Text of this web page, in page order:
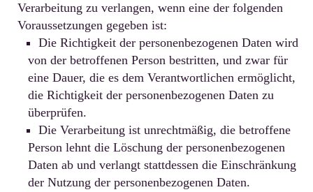
Verarbeitung zu verlangen, wenn eine der folgenden
Voraussetzungen gegeben ist:
Die Richtigkeit der personenbezogenen Daten wird
von der betroffenen Person bestritten, und zwar für
eine Dauer, die es dem Verantwortlichen ermöglicht,
die Richtigkeit der personenbezogenen Daten zu
überprüfen.
Die Verarbeitung ist unrechtmäßig, die betroffene
Person lehnt die Löschung der personenbezogenen
Daten ab und verlangt stattdessen die Einschränkung
der Nutzung der personenbezogenen Daten.